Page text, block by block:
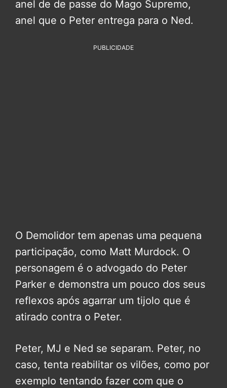
anel de de passe do Mago Supremo,
anel que o Peter entrega para o Ned.
PUBLICIDADE
O Demolidor tem apenas uma pequena
participação, como Matt Murdock. O
personagem é o advogado do Peter
Parker e demonstra um pouco dos seus
reflexos após agarrar um tijolo que é
atirado contra o Peter.
Peter, MJ e Ned se separam. Peter, no
caso, tenta reabilitar os vilões, como por
exemplo tentando fazer com que o